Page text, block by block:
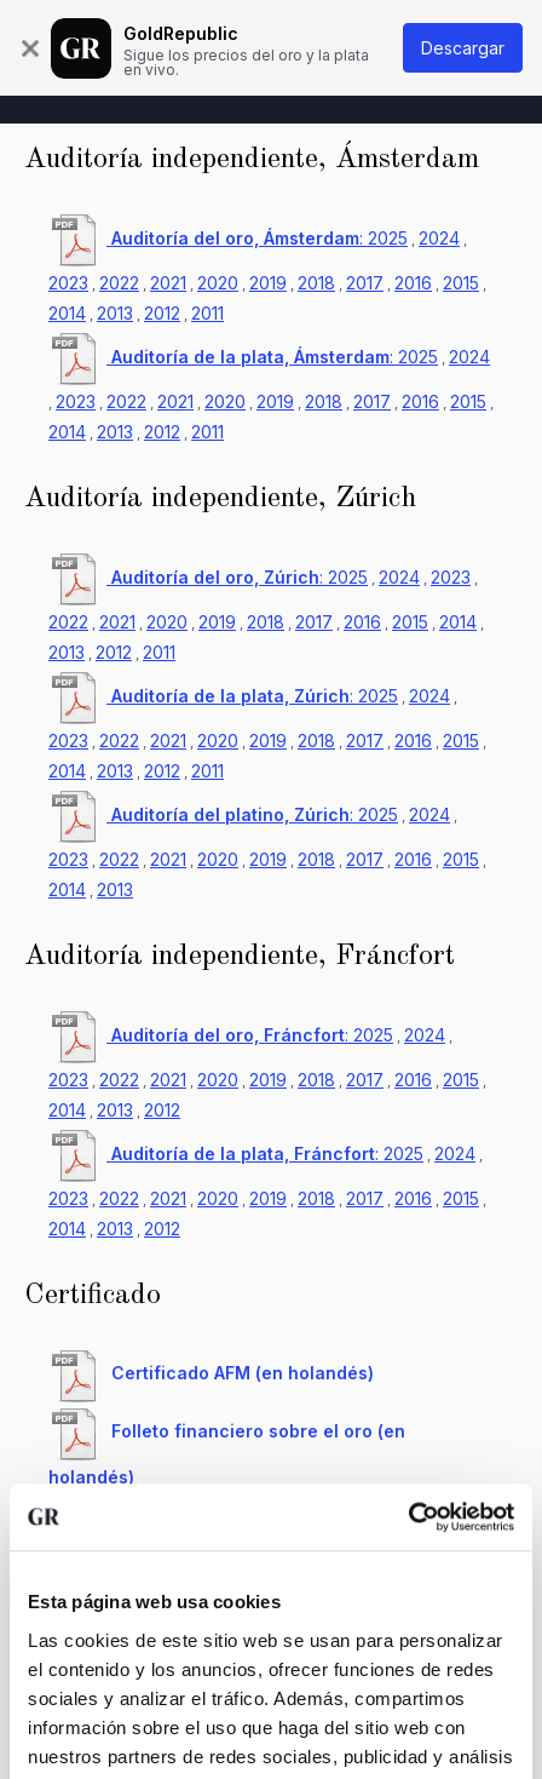
Esta página web usa cookies
Las cookies de este sitio web se usan para personalizar
el contenido y los anuncios, ofrecer funciones de redes
sociales y analizar el tráfico. Además, compartimos
información sobre el uso que haga del sitio web con
nuestros partners de redes sociales, publicidad y análisis
GoldRepublic
Sigue los precios del oro y la plata
en vivo.
Descargar
Base de conocimientosContacto
Auditoría independiente, Ámsterdam
Auditoría del oro, Ámsterdam: 2025 2024
2023 , 2022 , 2021 , 2020 , 2019 , 2018 , 2017 , 2016 , 2015 ,
2014 , 2013 , 2012 , 2011
Auditoría de la plata, Ámsterdam: 2025 2024
, 2023 , 2022 , 2021 , 2020 , 2019 , 2018 , 2017 , 2016 , 2015 ,
2014 , 2013 , 2012 , 2011
Auditoría independiente, Zúrich
Auditoría del oro, Zúrich: 2025 2024 2023
2022 , 2021 , 2020 , 2019 , 2018 , 2017 , 2016 , 2015 , 2014 ,
2013 , 2012 , 2011
Auditoría de la plata, Zúrich: 2025 2024
2023 , 2022 , 2021 , 2020 , 2019 , 2018 , 2017 , 2016 , 2015 ,
2014 , 2013 , 2012 , 2011
Auditoría del platino, Zúrich: 2025 2024
2023 , 2022 , 2021 , 2020 , 2019 , 2018 , 2017 , 2016 , 2015 ,
2014 , 2013
Auditoría independiente, Fráncfort
Auditoría del oro, Fráncfort: 2025 2024
2023 2022 2021 2020 2019 2018 2017 2016 2015
2014 2013 2012
Auditoría de la plata, Fráncfort: 2025 2024
2023 2022 2021 2020 2019 2018 2017 2016 2015
2014 2013 2012
Certificado
Certificado AFM (en holandés)
Folleto financiero sobre el oro (en
holandés)
Folleto financiero sobre la plata (en
Folleto financiero sobre el platino (en
holandés)
Seguro